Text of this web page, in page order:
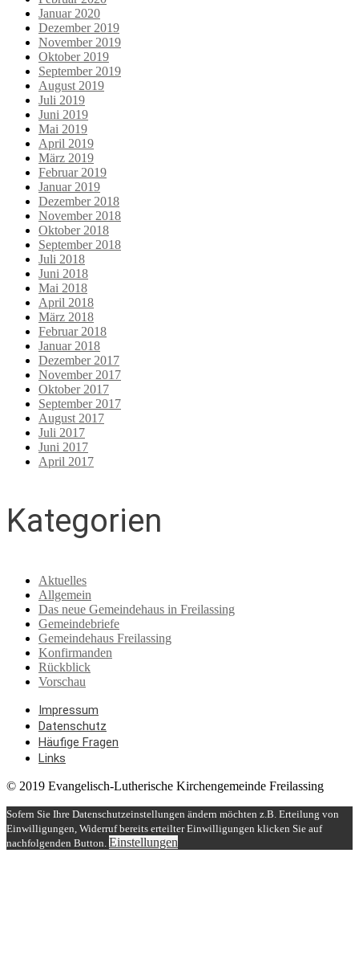
Januar 2020
Dezember 2019
November 2019
Oktober 2019
September 2019
August 2019
Juli 2019
Juni 2019
Mai 2019
April 2019
März 2019
Februar 2019
Januar 2019
Dezember 2018
November 2018
Oktober 2018
September 2018
Juli 2018
Juni 2018
Mai 2018
April 2018
März 2018
Februar 2018
Januar 2018
Dezember 2017
November 2017
Oktober 2017
September 2017
August 2017
Juli 2017
Juni 2017
April 2017
Kategorien
Aktuelles
Allgemein
Das neue Gemeindehaus in Freilassing
Gemeindebriefe
Gemeindehaus Freilassing
Konfirmanden
Rückblick
Vorschau
Impressum
Datenschutz
Häufige Fragen
Links
© 2019 Evangelisch-Lutherische Kirchengemeinde Freilassing
Sofern Sie Ihre Datenschutzeinstellungen ändern möchten z.B. Erteilung von
Einwilligungen, Widerruf bereits erteilter Einwilligungen klicken Sie auf
nachfolgenden Button. Einstellungen